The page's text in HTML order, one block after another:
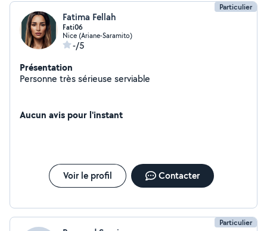
Particulier
Fatima Fellah
Fati06
Nice (Ariane-Saramito)
-/5
Présentation
Personne très sérieuse serviable
Aucun avis pour l'instant
Voir le profil Contacter
Particulier